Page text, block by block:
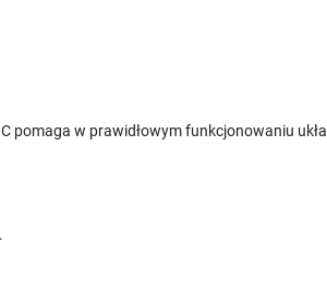
pomaga w prawidłowym funkcjonowaniu